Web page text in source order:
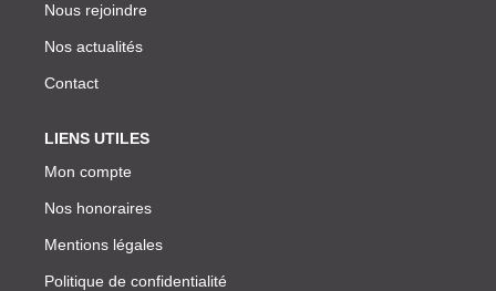
Nous rejoindre
Nos actualités
Contact
LIENS UTILES
Mon compte
Nos honoraires
Mentions légales
Politique de confidentialité